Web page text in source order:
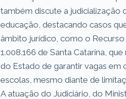
também discute a judicialização
educação, destacando casos
âmbito jurídico, como o
1.008.166 de Santa Catarina,
do Estado de garantir vagas em
escolas, mesmo diante de
A atuação do Judiciário, do